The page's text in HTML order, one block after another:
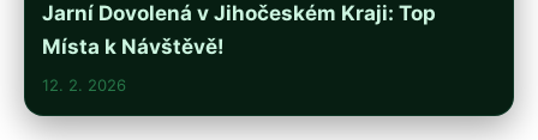
Jarní Dovolená v Jihočeském Kraji: Top
Místa k Návštěvě!
12. 2. 2026